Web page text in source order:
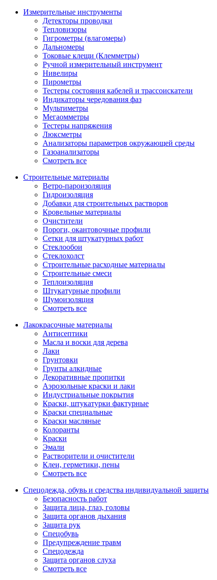
Измерительные инструменты
Детекторы проводки
Тепловизоры
Гигрометры (влагомеры)
Дальномеры
Токовые клещи (Клемметры)
Ручной измерительный инструмент
Нивелиры
Пирометры
Тестеры состояния кабелей и трассоискатели
Индикаторы чередования фаз
Мультиметры
Мегаомметры
Тестеры напряжения
Люксметры
Анализаторы параметров окружающей среды
Газоанализаторы
Смотреть все
Строительные материалы
Ветро-пароизоляция
Гидроизоляция
Добавки для строительных растворов
Кровельные материалы
Очистители
Пороги, окантовочные профили
Сетки для штукатурных работ
Стеклообои
Стеклохолст
Строительные расходные материалы
Строительные смеси
Теплоизоляция
Штукатурные профили
Шумоизоляция
Смотреть все
Лакокрасочные материалы
Антисептики
Масла и воски для дерева
Лаки
Грунтовки
Грунты алкидные
Декоративные пропитки
Аэрозольные краски и лаки
Индустриальные покрытия
Краски, штукатурки фактурные
Краски специальные
Краски масляные
Колоранты
Краски
Эмали
Растворители и очистители
Клеи, герметики, пены
Смотреть все
Спецодежда, обувь и средства индивидуальной защиты
Безопасность работ
Защита лица, глаз, головы
Защита органов дыхания
Защита рук
Спецобувь
Предупреждение травм
Спецодежда
Защита органов слуха
Смотреть все